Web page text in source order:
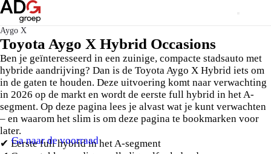
Aygo X
Toyota Aygo X Hybrid Occasions
Ben je geïnteresseerd in een zuinige, compacte stadsauto met
hybride aandrijving? Dan is de Toyota Aygo X Hybrid iets om
in de gaten te houden. Deze uitvoering komt naar verwachting
in 2026 op de markt en wordt de eerste full hybrid in het A-
segment. Op deze pagina lees je alvast wat je kunt verwachten
– en waarom het slim is om deze pagina te bookmarken voor
later.
✔ Eerste full hybrid in het A-segment
Ga naar de voorraad